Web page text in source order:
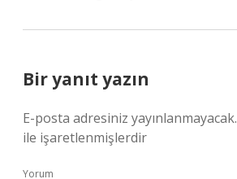
Bir yanıt yazın
E-posta adresiniz yayınlanmayacak.
ile işaretlenmişlerdir
Yorum